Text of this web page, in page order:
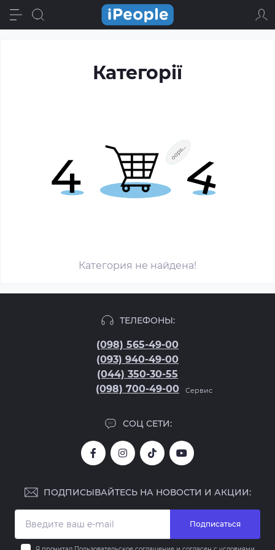
Категорії
Категория не найдена!
ТЕЛЕФОНЫ:
(098) 565-49-00
(093) 940-49-00
(044) 350-30-55
(098) 700-49-00
Сервис
СОЦ СЕТИ:
ПОДПИСЫВАЙТЕСЬ НА НОВОСТИ И АКЦИИ:
Подписаться